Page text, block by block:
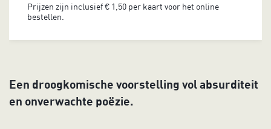
Prijzen zijn inclusief € 1,50 per kaart voor het online
bestellen.
Een droogkomische voorstelling vol absurditeit
en onverwachte poëzie.